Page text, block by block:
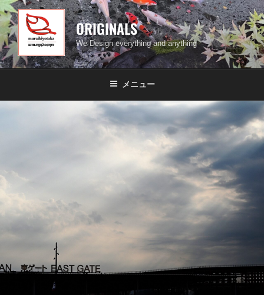
ン
テ
ン
ツ
ORIGINALS
We Design everything and anything
メニュー